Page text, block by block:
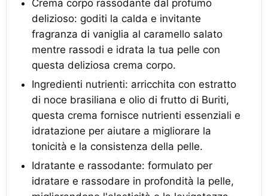
Crema corpo rassodante dal profumo
delizioso: goditi la calda e invitante
fragranza di vaniglia al caramello salato
mentre rassodi e idrata la tua pelle con
questa deliziosa crema corpo.
Ingredienti nutrienti: arricchita con estratto
di noce brasiliana e olio di frutto di Buriti,
questa crema fornisce nutrienti essenziali e
idratazione per aiutare a migliorare la
tonicità e la consistenza della pelle.
Idratante e rassodante: formulato per
idratare e rassodare in profondità la pelle,